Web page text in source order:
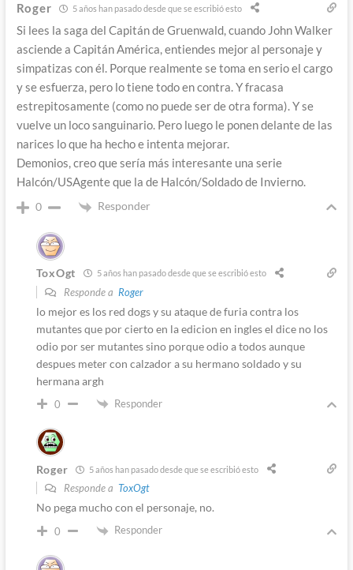
Roger 5 años han pasado desde que se escribió esto
Si lees la saga del Capitán de Gruenwald, cuando John Walker
asciende a Capitán América, entiendes mejor al personaje y
simpatizas con él. Porque realmente se toma en serio el cargo
y se esfuerza, pero lo tiene todo en contra. Y fracasa
estrepitosamente (como no puede ser de otra forma). Y se
vuelve un loco sanguinario. Pero luego le ponen delante de las
narices lo que ha hecho e intenta mejorar.
Demonios, creo que sería más interesante una serie
Halcón/USAgente que la de Halcón/Soldado de Invierno.
0 Responder
ToxOgt 5 años han pasado desde que se escribió esto
Responde a Roger
lo mejor es los red dogs y su ataque de furia contra los
mutantes que por cierto en la edicion en ingles el dice no los
odio por ser mutantes sino porque odio a todos aunque
despues meter con calzador a su hermano soldado y su
hermana argh
0 Responder
Roger 5 años han pasado desde que se escribió esto
Responde a ToxOgt
No pega mucho con el personaje, no.
0 Responder